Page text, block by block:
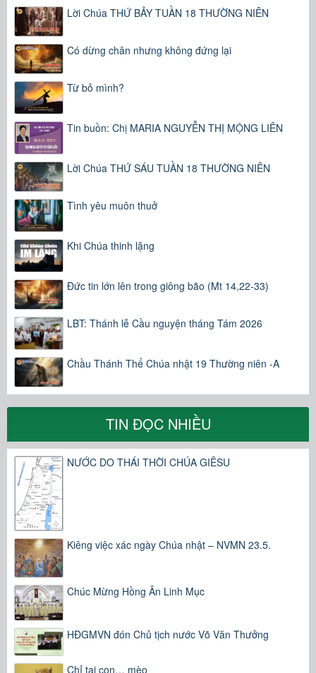
Lời Chúa THỨ BẢY TUẦN 18 THƯỜNG NIÊN
Có dừng chân nhưng không đứng lại
Từ bỏ mình?
Tin buồn: Chị MARIA NGUYỄN THỊ MỘNG LIÊN
Lời Chúa THỨ SÁU TUẦN 18 THƯỜNG NIÊN
Tình yêu muôn thuở
Khi Chúa thinh lặng
Đức tin lớn lên trong giông bão (Mt 14,22-33)
LBT: Thánh lễ Cầu nguyện tháng Tám 2026
Chầu Thánh Thể Chúa nhật 19 Thường niên -A
TIN ĐỌC NHIỀU
NƯỚC DO THÁI THỜI CHÚA GIÊSU
Kiêng việc xác ngày Chúa nhật – NVMN 23.5.
Chúc Mừng Hồng Ân Linh Mục
HĐGMVN đón Chủ tịch nước Võ Văn Thưởng
Chỉ tại con… mèo